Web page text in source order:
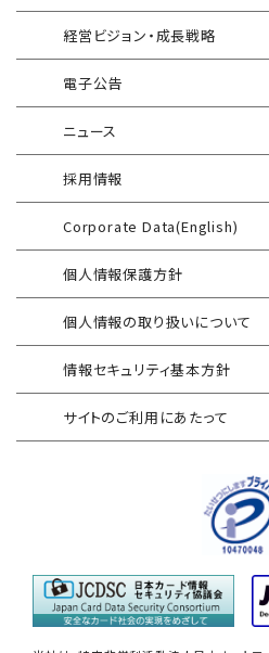
「サプライチェーン強化に向け
運用開始に備えた事前対策支援
インシデント対応訓練
インシデント対応訓練シミュレー
情報セキュリティリスクアセスメ
FISCガイドライン準拠対応支援
地方公共団体向け 情報セキュリ
セルフアセスメント
産業制御システム向けリスクア
EC加盟店様向け セキュリティ・
対応アセスメントサービス
自己問診型 個人情報に関わる
情報セキュリティアセスメント
情報セキュリティ
自己点検アンケートサービス
インターネット分離クラウド
Security-First Aidサービス
経営ビジョン・成長戦略
電子公告
ニュース
採用情報
Corporate Data(English)
個人情報保護方針
個人情報の取り扱いについて
情報セキュリティ基本方針
サイトのご利用にあたって